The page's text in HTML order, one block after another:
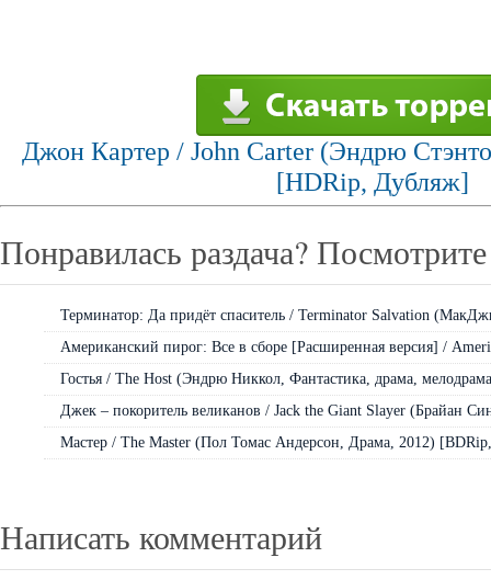
Джон Картер / John Carter (Эндрю
[HDRip, Дубляж]
Понравилась раздача?
Терминатор: Да придёт спаситель / Terminator Salvation
Американский пирог: Все в сборе [Расширенная версия] /
Гостья / The Host (Эндрю Никкол, Фантастика, драма,
Джек – покоритель великанов / Jack the Giant Slayer (Брайан
Мастер / The Master (Пол Томас Андерсон, Драма, 2012)
Написать комментарий